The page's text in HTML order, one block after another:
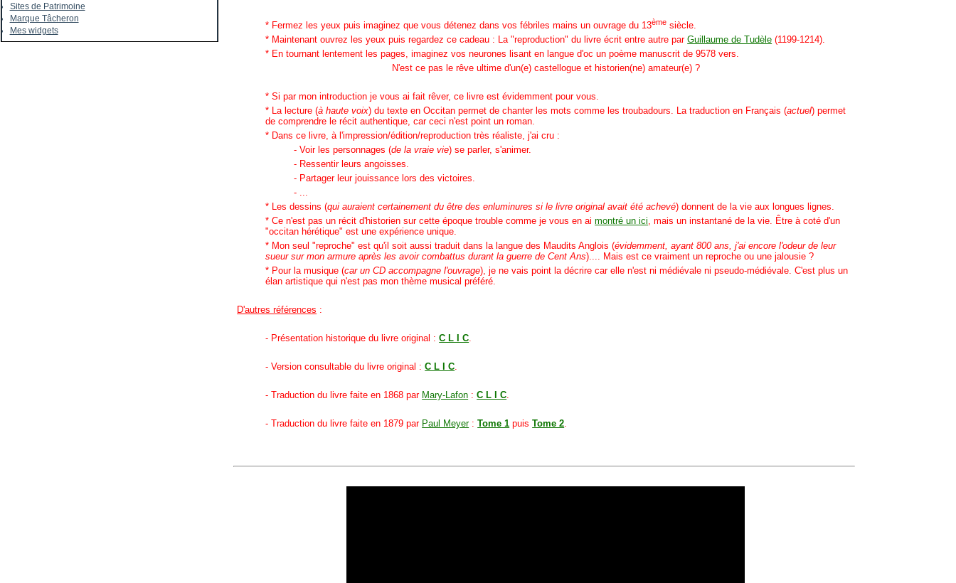
Sites de Patrimoine
Marque Tâcheron
Mes widgets
* Fermez les yeux puis imaginez que vousdétenez dans vos fébriles mains un ouvragedu 13ème siècle.
* Maintenant ouvrez les yeux puis regardez ce cadeau : La "reproduction" du livre écrit entre autre parGuillaume de Tudèle (1199-1214).
* En tournant lentement les pages, imaginez vosneurones lisant en langue d'oc un poème manuscrit de 9578 vers.
N'est ce pas le rêve ultime d'un(e) castellogue et historien(ne) amateur(e) ?
* Si par mon introduction je vous ai faitrêver, ce livre est évidemment pour vous.
* La lecture (à haute voix) du texte en Occitan permet de chanter les mots comme les troubadours. La traduction en Français (actuel) permet
de comprendre le récit authentique, car ceci n'est point un roman.
* Dans ce livre, à l'impression/édition/reproduction très réaliste, j'ai cru :
- Voir les personnages (de la vraie vie) se parler, s'animer.
- Ressentir leurs angoisses.
- Partager leur jouissance lors des victoires.
- ...
* Les dessins (qui auraient certainement du être des enluminures si le livre original avait été achevé) donnent de la vie aux longues lignes.
* Ce n'est pas un récit d'historien sur cette époque trouble comme je vous en aimontré un ici, mais un instantané de la vie. Être à coté d'un
"occitan hérétique" est une expérience unique.
* Mon seul "reproche" est qu'il soit aussi traduit dans la langue des Maudits Anglois (évidemment, ayant 800 ans, j'ai encore l'odeur de leur
sueur sur mon armure après les avoir combattus durant la guerre de Cent Ans).... Mais est ce vraiment un reproche ou une jalousie ?
* Pour la musique (car un CD accompagne l'ouvrage), je ne vais point la décrire car elle n'est ni médiévale ni pseudo-médiévale. C'est plus un
élan artistique qui n'est pas mon thème musical préféré.
D'autres références :
- Présentation historique du livreoriginal :C L I C.
- Version consultable du livre original :C L I C.
- Traduction du livre faite en 1868 par Mary-Lafon :C L I C.
- Traduction du livre faite en 1879 par Paul Meyer:Tome 1 puisTome 2.